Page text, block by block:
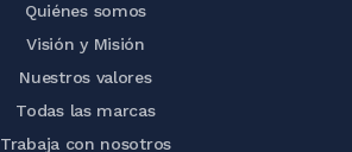
Quiénes somos
Visión y Misión
Nuestros valores
Todas las marcas
Trabaja con nosotros